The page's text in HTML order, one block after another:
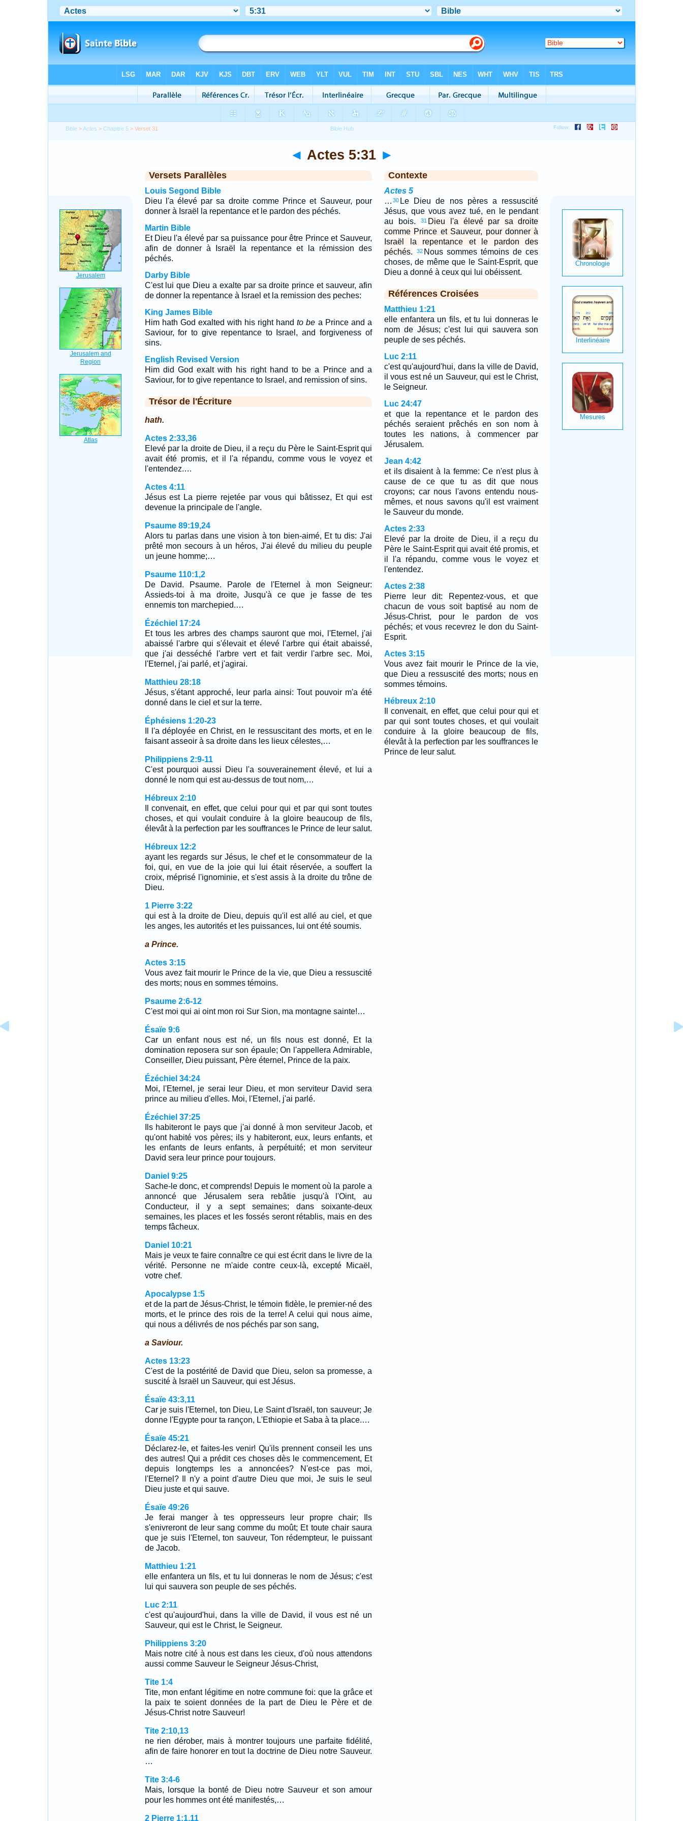
Bible >Actes >Chapitre 5 > Verset 31
◄ Actes 5:31 ►
Versets Parallèles
Louis Segond Bible
Dieu l'a élevé par sa droite comme Prince et Sauveur, pour
donner à Israël la repentance et le pardon des péchés.
Martin Bible
Et Dieu l'a élevé par sa puissance pour être Prince et Sauveur,
afin de donner à Israël la repentance et la rémission des
péchés.
Darby Bible
C'est lui que Dieu a exalte par sa droite prince et sauveur, afin
de donner la repentance à Israel et la remission des peches:
King James Bible
Him hath God exalted with his right handto be a Prince and a
Saviour, for to give repentance to Israel, and forgiveness of
sins.
English Revised Version
Him did God exalt with his right hand to be a Prince and a
Saviour, for to give repentance to Israel, and remission of sins.
Trésor de l'Écriture
hath.
Actes 2:33,36
Elevé par la droite de Dieu, il a reçu du Père le Saint-Esprit qui
avait été promis, et il l'a répandu, comme vous le voyez et
l'entendez.…
Actes 4:11
Jésus est La pierre rejetée par vous qui bâtissez, Et qui est
devenue la principale de l'angle.
Psaume 89:19,24
Alors tu parlas dans une vision à ton bien-aimé, Et tu dis: J'ai
prêté mon secours à un héros, J'ai élevé du milieu du peuple
un jeune homme;…
Psaume 110:1,2
De David. Psaume. Parole de l'Eternel à mon Seigneur:
Assieds-toi à ma droite, Jusqu'à ce que je fasse de tes
ennemis ton marchepied.…
Ézéchiel 17:24
Et tous les arbres des champs sauront que moi, l'Eternel, j'ai
abaissé l'arbre qui s'élevait et élevé l'arbre qui était abaissé,
que j'ai desséché l'arbre vert et fait verdir l'arbre sec. Moi,
l'Eternel, j'ai parlé, et j'agirai.
Matthieu 28:18
Jésus, s'étant approché, leur parla ainsi: Tout pouvoir m'a été
donné dans le ciel et sur la terre.
Éphésiens 1:20-23
Il l'a déployée en Christ, en le ressuscitant des morts, et en le
faisant asseoir à sa droite dans les lieux célestes,…
Philippiens 2:9-11
C'est pourquoi aussi Dieu l'a souverainement élevé, et lui a
donné le nom qui est au-dessus de tout nom,…
Hébreux 2:10
Il convenait, en effet, que celui pour qui et par qui sont toutes
choses, et qui voulait conduire à la gloire beaucoup de fils,
élevât à la perfection par les souffrances le Prince de leur salut.
Hébreux 12:2
ayant les regards sur Jésus, le chef et le consommateur de la
foi, qui, en vue de la joie qui lui était réservée, a souffert la
croix, méprisé l'ignominie, et s'est assis à la droite du trône de
Dieu.
1 Pierre 3:22
qui est à la droite de Dieu, depuis qu'il est allé au ciel, et que
les anges, les autorités et les puissances, lui ont été soumis.
a Prince.
Actes 3:15
Vous avez fait mourir le Prince de la vie, que Dieu a ressuscité
des morts; nous en sommes témoins.
Psaume 2:6-12
C'est moi qui ai oint mon roi Sur Sion, ma montagne sainte!…
Ésaïe 9:6
Car un enfant nous est né, un fils nous est donné, Et la
domination reposera sur son épaule; On l'appellera Admirable,
Conseiller, Dieu puissant, Père éternel, Prince de la paix.
Ézéchiel 34:24
Moi, l'Eternel, je serai leur Dieu, et mon serviteur David sera
prince au milieu d'elles. Moi, l'Eternel, j'ai parlé.
Ézéchiel 37:25
Ils habiteront le pays que j'ai donné à mon serviteur Jacob, et
qu'ont habité vos pères; ils y habiteront, eux, leurs enfants, et
les enfants de leurs enfants, à perpétuité; et mon serviteur
David sera leur prince pour toujours.
Daniel 9:25
Sache-le donc, et comprends! Depuis le moment où la parole a
annoncé que Jérusalem sera rebâtie jusqu'à l'Oint, au
Conducteur, il y a sept semaines; dans soixante-deux
semaines, les places et les fossés seront rétablis, mais en des
temps fâcheux.
Daniel 10:21
Mais je veux te faire connaître ce qui est écrit dans le livre de la
vérité. Personne ne m'aide contre ceux-là, excepté Micaël,
votre chef.
Apocalypse 1:5
et de la part de Jésus-Christ, le témoin fidèle, le premier-né des
morts, et le prince des rois de la terre! A celui qui nous aime,
qui nous a délivrés de nos péchés par son sang,
a Saviour.
Actes 13:23
C'est de la postérité de David que Dieu, selon sa promesse, a
suscité à Israël un Sauveur, qui est Jésus.
Ésaïe 43:3,11
Car je suis l'Eternel, ton Dieu, Le Saint d'Israël, ton sauveur; Je
donne l'Egypte pour ta rançon, L'Ethiopie et Saba à ta place.…
Ésaïe 45:21
Déclarez-le, et faites-les venir! Qu'ils prennent conseil les uns
des autres! Qui a prédit ces choses dès le commencement, Et
depuis longtemps les a annoncées? N'est-ce pas moi,
l'Eternel? Il n'y a point d'autre Dieu que moi, Je suis le seul
Dieu juste et qui sauve.
Ésaïe 49:26
Je ferai manger à tes oppresseurs leur propre chair; Ils
s'enivreront de leur sang comme du moût; Et toute chair saura
que je suis l'Eternel, ton sauveur, Ton rédempteur, le puissant
de Jacob.
Matthieu 1:21
elle enfantera un fils, et tu lui donneras le nom de Jésus; c'est
lui qui sauvera son peuple de ses péchés.
Luc 2:11
c'est qu'aujourd'hui, dans la ville de David, il vous est né un
Sauveur, qui est le Christ, le Seigneur.
Philippiens 3:20
Mais notre cité à nous est dans les cieux, d'où nous attendons
aussi comme Sauveur le Seigneur Jésus-Christ,
Tite 1:4
Tite, mon enfant légitime en notre commune foi: que la grâce et
la paix te soient données de la part de Dieu le Père et de
Jésus-Christ notre Sauveur!
Tite 2:10,13
ne rien dérober, mais à montrer toujours une parfaite fidélité,
afin de faire honorer en tout la doctrine de Dieu notre Sauveur.
…
Tite 3:4-6
Mais, lorsque la bonté de Dieu notre Sauveur et son amour
pour les hommes ont été manifestés,…
2 Pierre 1:1,11
Contexte
Actes 5
… 30 Le Dieu de nos pères a ressuscité
Jésus, que vous avez tué, en le pendant
au bois.
31 Dieu l'a élevé par sa droite
comme Prince et Sauveur, pour donner à
Israël la repentance et le pardon des
péchés.
32 Nous sommes témoins de ces
choses, de même que le Saint-Esprit, que
Dieu a donné à ceux qui lui obéissent.
Références Croisées
Matthieu 1:21
elle enfantera un fils, et tu lui donneras le
nom de Jésus; c'est lui qui sauvera son
peuple de ses péchés.
Luc 2:11
c'est qu'aujourd'hui, dans la ville de David,
il vous est né un Sauveur, qui est le Christ,
le Seigneur.
Luc 24:47
et que la repentance et le pardon des
péchés seraient prêchés en son nom à
toutes les nations, à commencer par
Jérusalem.
Jean 4:42
et ils disaient à la femme: Ce n'est plus à
cause de ce que tu as dit que nous
croyons; car nous l'avons entendu nous-
mêmes, et nous savons qu'il est vraiment
le Sauveur du monde.
Actes 2:33
Elevé par la droite de Dieu, il a reçu du
Père le Saint-Esprit qui avait été promis, et
il l'a répandu, comme vous le voyez et
l'entendez.
Actes 2:38
Pierre leur dit: Repentez-vous, et que
chacun de vous soit baptisé au nom de
Jésus-Christ, pour le pardon de vos
péchés; et vous recevrez le don du Saint-
Esprit.
Actes 3:15
Vous avez fait mourir le Prince de la vie,
que Dieu a ressuscité des morts; nous en
sommes témoins.
Hébreux 2:10
Il convenait, en effet, que celui pour qui et
par qui sont toutes choses, et qui voulait
conduire à la gloire beaucoup de fils,
élevât à la perfection par les souffrances le
Prince de leur salut.